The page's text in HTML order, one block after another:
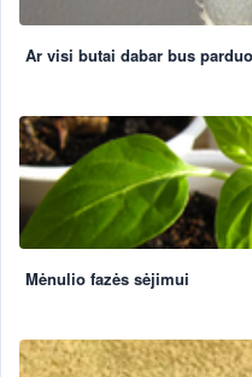
Ar visi butai dabar bus
Mėnulio fazės sėjimui